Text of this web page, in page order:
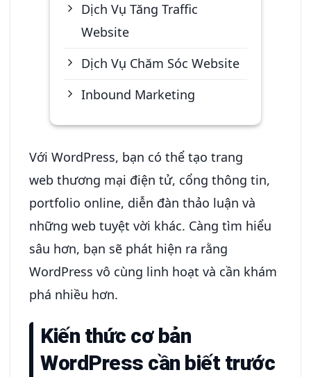
Dịch Vụ Tăng Traffic
Website
Dịch Vụ Chăm Sóc Website
Inbound Marketing
Với WordPress, bạn có thể tạo trang
web thương mại điện tử, cổng thông tin,
portfolio online, diễn đàn thảo luận và
những web tuyệt vời khác. Càng tìm hiểu
sâu hơn, bạn sẽ phát hiện ra rằng
WordPress vô cùng linh hoạt và cần khám
phá nhiều hơn.
Kiến thức cơ bản
WordPress cần biết trước